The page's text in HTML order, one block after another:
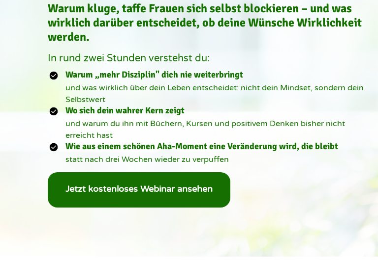
Warum kluge, taffe Frauen sich selbst blockieren – und was
wirklich darüber entscheidet, ob deine Wünsche Wirklichkeit
werden.
In rund zwei Stunden verstehst du:
Warum „mehr Disziplin" dich nie weiterbringt
und was wirklich über dein Leben entscheidet: nicht dein Mindset, sondern dein
Selbstwert
Wo sich dein wahrer Kern zeigt
und warum du ihn mit Büchern, Kursen und positivem Denken bisher nicht
erreicht hast
Wie aus einem schönen Aha-Moment eine Veränderung wird, die bleibt
statt nach drei Wochen wieder zu verpuffen
Jetzt kostenloses Webinar ansehen